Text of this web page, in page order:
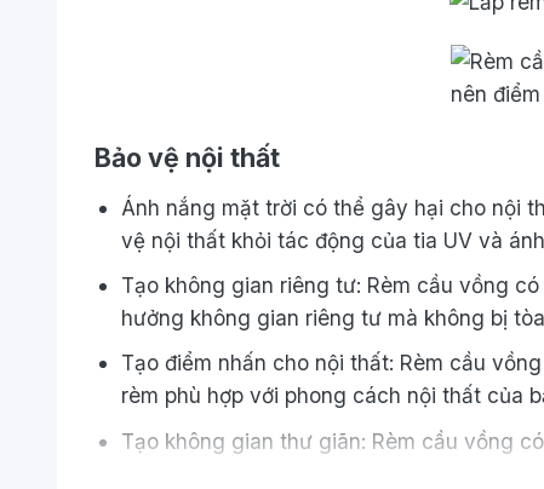
Bảo vệ nội thất
Ánh nắng mặt trời có thể gây hại cho nội
vệ nội thất khỏi tác động của tia UV và
Tạo không gian riêng tư: Rèm cầu vồng
hưởng không gian riêng tư mà không bị
Tạo điểm nhấn cho nội thất: Rèm cầu
rèm phù hợp với phong cách nội thất của
Tạo không gian thư giãn: Rèm cầu vồng